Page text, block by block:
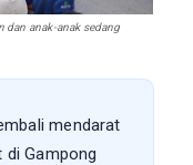
dan anak-anak sedang
mendarat
di Gampong